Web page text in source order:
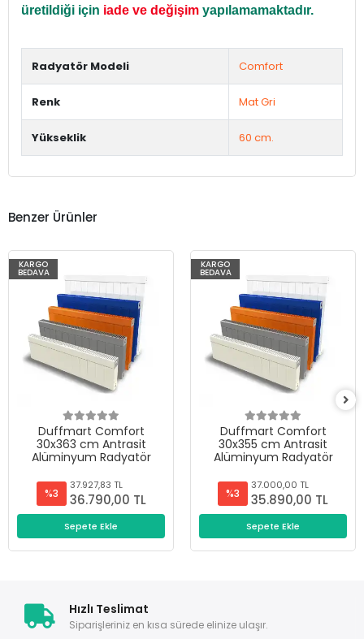
üretildiği için iade ve değişim yapılamamaktadır.
Radyatör Modeli Comfort
Renk Mat Gri
Yükseklik 60 cm.
Benzer Ürünler
KARGO
BEDAVA
Duffmart Comfort
30x363 cm Antrasit
Alüminyum Radyatör
%3
37.927,83 TL
36.790,00 TL
Sepete Ekle
KARGO
BEDAVA
Duffmart Comfort
30x355 cm Antrasit
Alüminyum Radyatör
%3
37.000,00 TL
35.890,00 TL
Sepete Ekle
Hızlı Teslimat
Siparişleriniz en kısa sürede elinize ulaşır.